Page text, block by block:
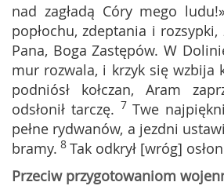
nad zagładą Córy mego
popłochu, zdeptania i rozsypki,
Pana, Boga Zastępów. W
mur rozwala, i krzyk się wzbija
podniósł kołczan, Aram
odsłonił tarczę. 7Twe
pełne rydwanów, a jezdni
bramy. 8 Tak odkrył [wróg]
Przeciw przygotowaniom